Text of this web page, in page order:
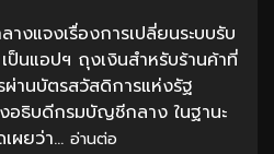
งแจงเรื่องการเปลี่ยนระบบรับ
เป็นแอปฯ ถุงเงินสำหรับร้านค้าที่
ผ่านบัตรสวัสดิการแห่งรัฐ
อธิบดีกรมบัญชีกลาง ในฐานะ
ผยว่า... อ่านต่อ